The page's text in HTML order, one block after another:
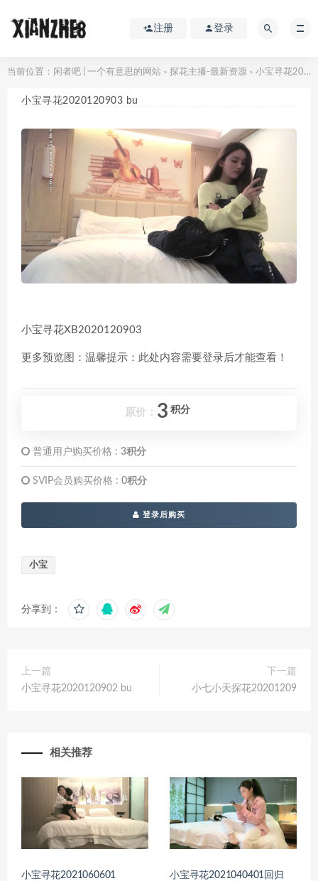
注册 登录
当前位置： 闲者吧 | 一个有意思的网站 > 探花主播-最新资源 > 小宝寻花2020120903 bu
小宝寻花2020120903 bu
小宝寻花XB2020120903
更多预览图：温馨提示：此处内容需要登录后才能查看！
原价： 3 积分
普通用户购买价格 : 3积分
SVIP会员购买价格 : 0积分
登录后购买
小宝
分享到：
上一篇
小宝寻花2020120902 bu
下一篇
小七小天探花20201209
相关推荐
小宝寻花2021060601 小宝寻花2021040401回归